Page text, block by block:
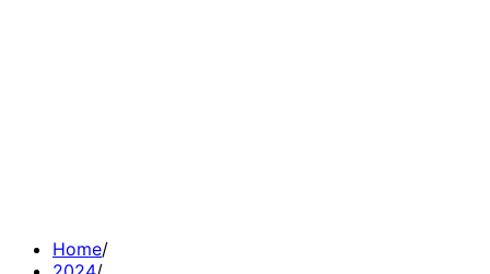
Home